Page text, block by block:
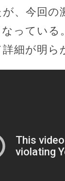
、今回の
っている
細が明ら